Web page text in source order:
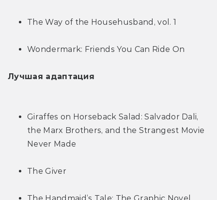
The Way of the Househusband, vol. 1
Wondermark: Friends You Can Ride On
Лучшая адаптация
Giraffes on Horseback Salad: Salvador Dali,
the Marx Brothers, and the Strangest Movie
Never Made
The Giver
The Handmaid’s Tale: The Graphic Novel